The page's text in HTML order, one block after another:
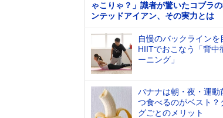
ゃこりゃ？」識者が驚いたコブラ
ンテッドアイアン、その実力とは
自慢のバックラインを
HIITでおこなう「背中
ーニング」
バナナは朝・夜・運動
つ食べるのがベスト？
グごとのメリット